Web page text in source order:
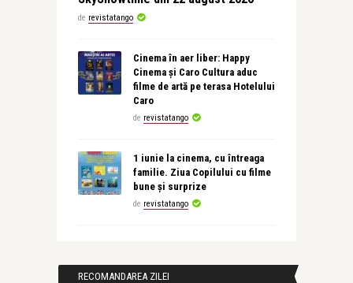
de revistatango
Cinema în aer liber: Happy
Cinema și Caro Cultura aduc
filme de artă pe terasa Hotelului
Caro
de revistatango
1 iunie la cinema, cu întreaga
familie. Ziua Copilului cu filme
bune și surprize
de revistatango
RECOMANDAREA ZILEI